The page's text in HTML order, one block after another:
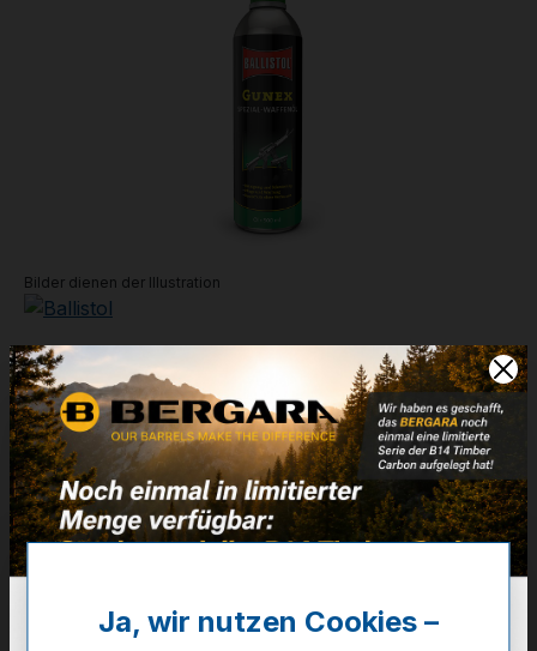
Bilder dienen der Illustration
Gunex
500ml Öl
Artikelnummer: 30-01163
17,49 €
✔ Auf Lager
Ja, wir nutzen Cookies –